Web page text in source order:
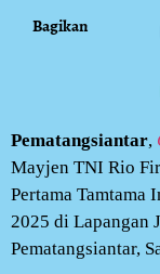
Bagikan
Pematangsiantar,
Mayjen TNI Rio
Pertama
2025 di Lapangan
Pematangsiantar,